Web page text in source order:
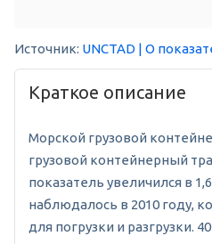
Источник: UNCTAD | О
Краткое описание
Морской грузовой
грузовой контейнерный
показатель увеличился в
наблюдалось в 2010 году,
для погрузки и разгрузки.